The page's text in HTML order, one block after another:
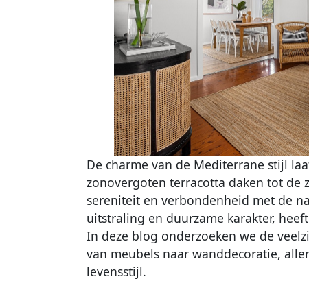
De charme van de Mediterrane stijl
zonovergoten terracotta daken tot de
sereniteit en verbondenheid met de
uitstraling en duurzame karakter,
In deze blog onderzoeken we de
van meubels naar wanddecoratie,
levensstijl.